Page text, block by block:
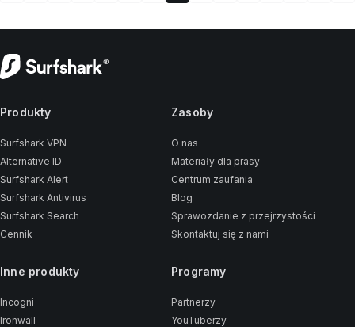
Produkty
Surfshark VPN
Alternative ID
Surfshark Alert
Surfshark Antivirus
Surfshark Search
Cennik
Inne produkty
Incogni
Ironwall
Zasoby
O nas
Materiały dla prasy
Centrum zaufania
Blog
Sprawozdanie z przejrzystości
Skontaktuj się z nami
Programy
Partnerzy
YouTuberzy